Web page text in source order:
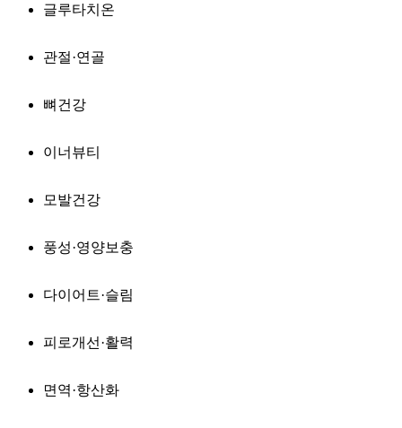
글루타치온
관절·연골
뼈건강
이너뷰티
모발건강
풍성·영양보충
다이어트·슬림
피로개선·활력
면역·항산화